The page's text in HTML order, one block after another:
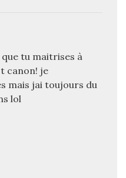
que tu maitrises à
canon! je
mais jai toujours du
lol